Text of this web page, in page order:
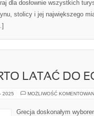
dla dosłownie wszystkich
stolicy i jej największego
LATAĆ DO
2025 MOŻLIWOŚĆ
Grecja doskonałym